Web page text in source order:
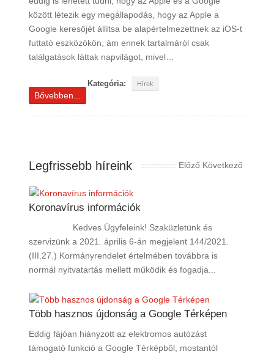
között létezik egy megállapodás, hogy az Apple a
Google keresőjét állítsa be alapértelmezettnek az iOS-t
futtató eszközökön, ám ennek tartalmáról csak
találgatások láttak napvilágot, mivel…
Kategória: Hírek
Bővebben...
Legfrissebb híreink Előző Következő
Koronavírus információk
Kedves Ügyfeleink! Szaküzletünk és
szervizünk a 2021. április 6-án megjelent 144/2021.
(III.27.) Kormányrendelet értelmében továbbra is
normál nyitvatartás mellett működik és fogadja...
Több hasznos újdonság a Google Térképen
Eddig fájóan hiányzott az elektromos autózást
támogató funkció a Google Térképből, mostantól